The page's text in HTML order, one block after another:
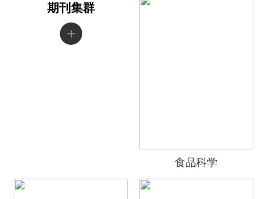
期刊集群
食品科学